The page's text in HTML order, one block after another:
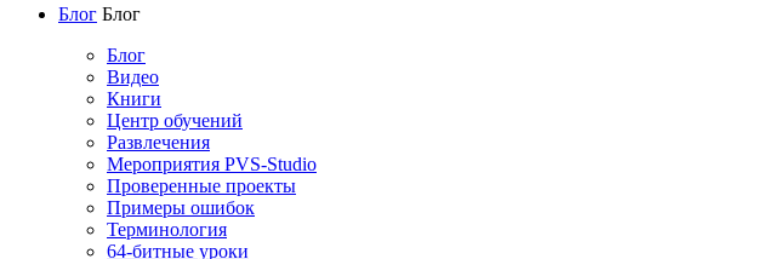
Блог Блог
Блог
Видео
Книги
Центр обучений
Развлечения
Мероприятия PVS-Studio
Проверенные проекты
Примеры ошибок
Терминология
64-битные уроки